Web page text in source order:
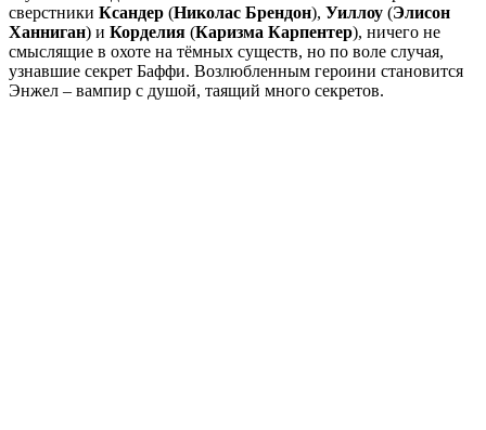
сверстники Ксандер (Николас Брендон), Уиллоу (Элисон
Ханниган) и Корделия (Каризма Карпентер), ничего не
смыслящие в охоте на тёмных существ, но по воле случая,
узнавшие секрет Баффи. Возлюбленным героини становится
Энжел – вампир с душой, таящий много секретов.